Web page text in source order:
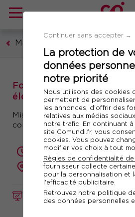
Continuer sans accepter →
La protection de
données
notre priorité
Nous utilisons des cookies
permettent de
les annonces, d'offrir des
relatives aux médias
notre trafic. En continuant
site Comundi.fr, vous
cookies. Vous pouvez
modifier vos choix à tout
Règles de confidentialité
fournisseur collecte
pour la personnalisation et
l'efficacité publicitaire.
Retrouvez notre politique
des données personnelles
Management et leadership
FORMATION Réf. 10745
Formation : Se préparer à
électronique - Objectifs
Mise en conformité des
comptables et financières
1 jour (7 heures)
à distance